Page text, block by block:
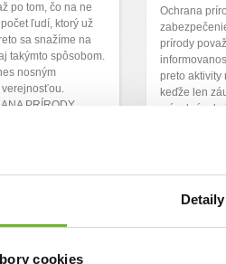
Detaily
cookies
po tom, čo na ne
ľudí, ktorý už
sa snažíme na
takýmto spôsobom.
nosným
verejnosťou.
PRÍRODY
Ochrana
prírody
preto aktivity
keďže len
prírodné a
Chcem